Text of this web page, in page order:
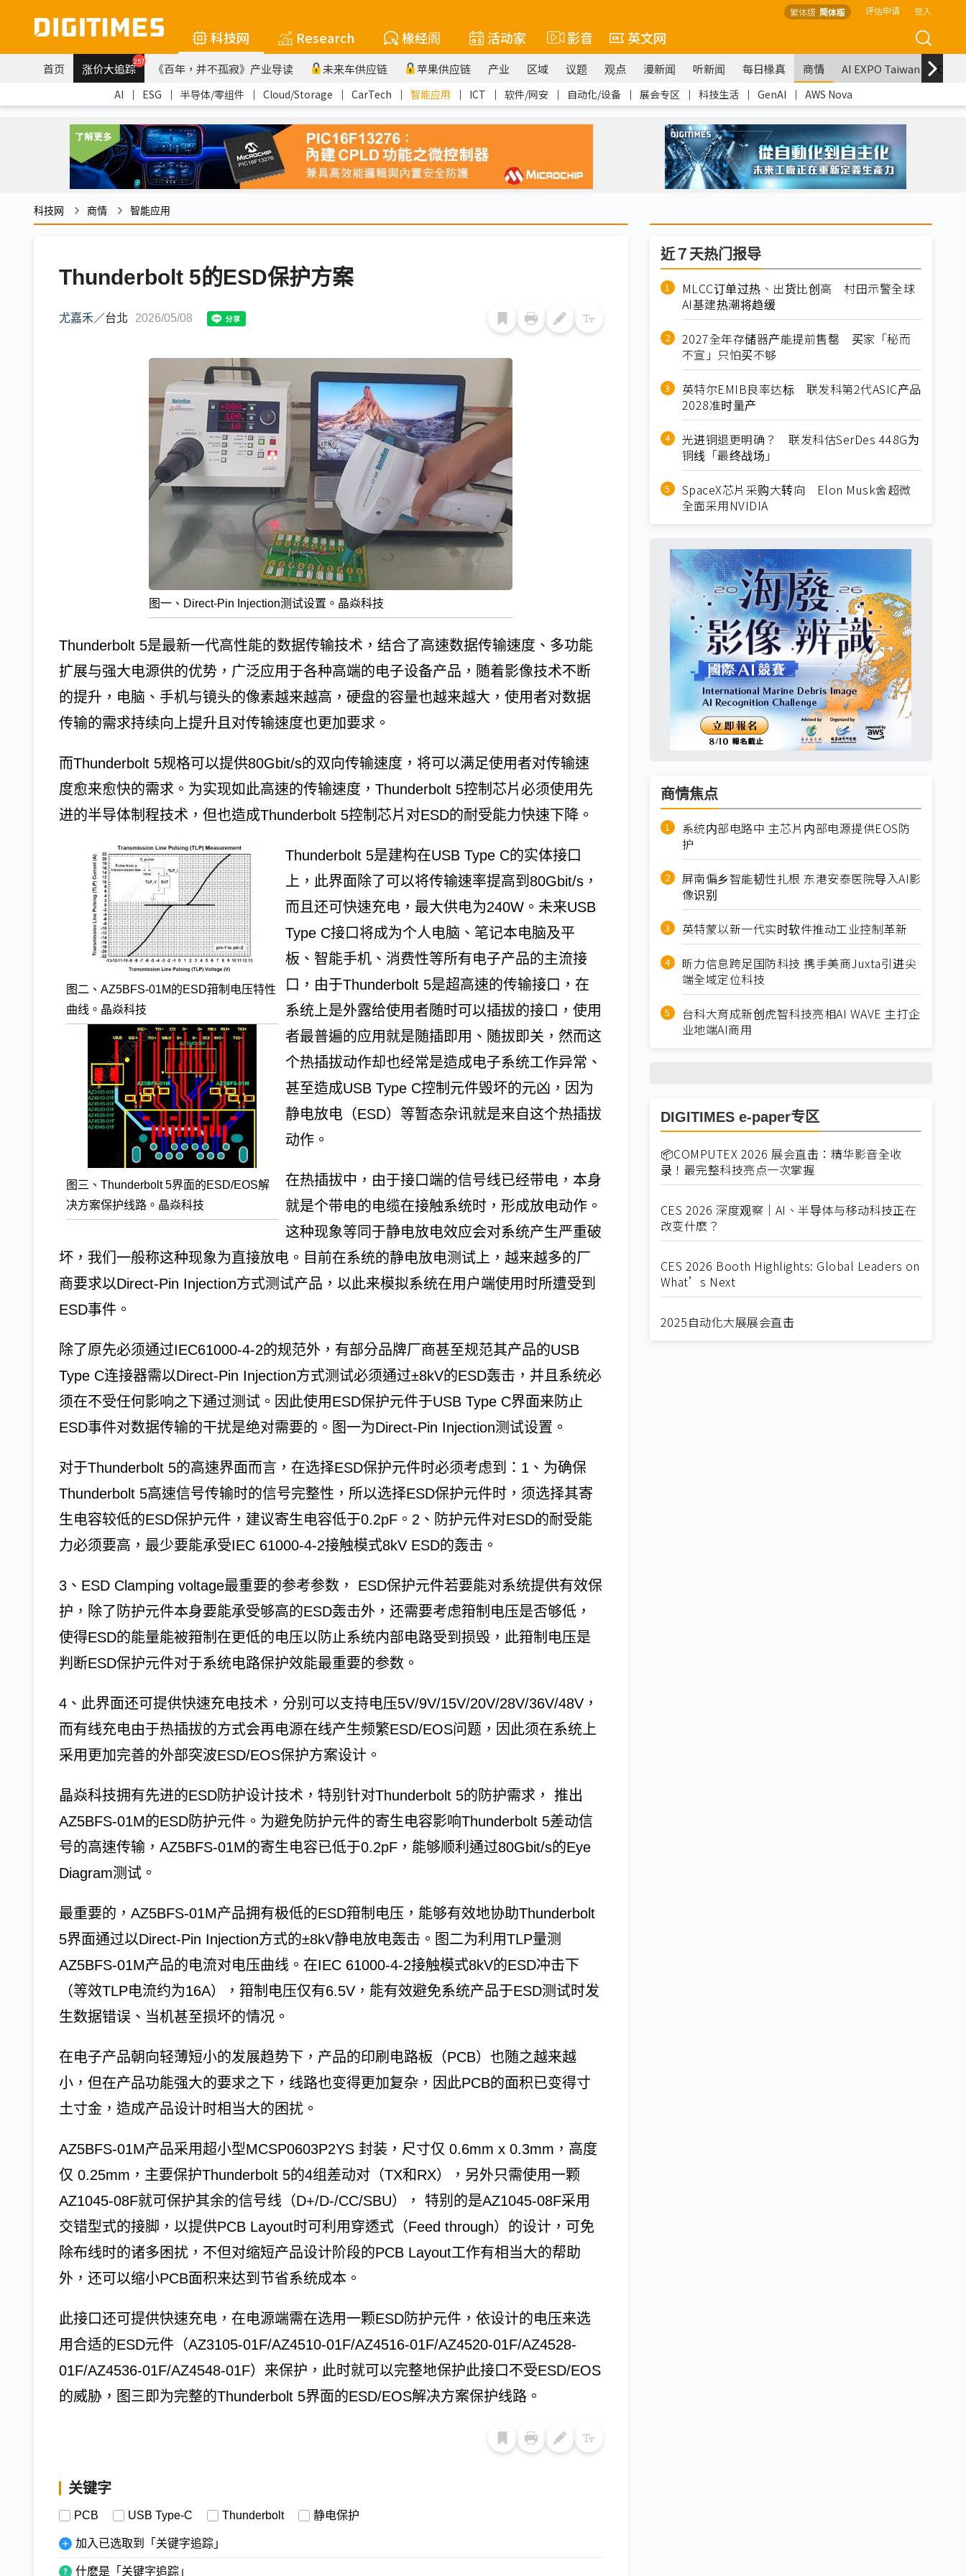
繁体版 简体版 评估申请 登入
科技网 Research 椽经阁 活动家 影音 英文网
首页 涨价大追踪257 《百年，并不孤寂》产业导读 未来车供应链 苹果供应链 产业 区域 议题 观点 漫新闻 听新闻 每日椽真 商情 AI EXPO Taiwan
AI ｜ ESG ｜ 半导体/零组件 ｜ Cloud/Storage ｜ CarTech ｜ 智能应用 ｜ ICT ｜ 软件/网安 ｜ 自动化/设备 ｜ 展会专区 ｜ 科技生活 ｜ GenAI ｜ AWS Nova
科技网 商情 智能应用
Thunderbolt 5的ESD保护方案
尤嘉禾 ／台北 2026/05/08
图一、Direct-Pin Injection测试设置。晶焱科技
Thunderbolt 5是最新一代高性能的数据传输技术，结合了高速数据传输速度、多功能
扩展与强大电源供的优势，广泛应用于各种高端的电子设备产品，随着影像技术不断
的提升，电脑、手机与镜头的像素越来越高，硬盘的容量也越来越大，使用者对数据
传输的需求持续向上提升且对传输速度也更加要求。
而Thunderbolt 5规格可以提供80Gbit/s的双向传输速度，将可以满足使用者对传输速
度愈来愈快的需求。为实现如此高速的传输速度，Thunderbolt 5控制芯片必须使用先
进的半导体制程技术，但也造成Thunderbolt 5控制芯片对ESD的耐受能力快速下降。
图二、AZ5BFS-01M的ESD箝制电压特性
曲线。晶焱科技
图三、Thunderbolt 5界面的ESD/EOS解
决方案保护线路。晶焱科技
Thunderbolt 5是建构在USB Type C的实体接口
上，此界面除了可以将传输速率提高到80Gbit/s，
而且还可快速充电，最大供电为240W。未来USB
Type C接口将成为个人电脑、笔记本电脑及平
板、智能手机、消费性等所有电子产品的主流接
口，由于Thunderbolt 5是超高速的传输接口，在
系统上是外露给使用者随时可以插拔的接口，使用
者最普遍的应用就是随插即用、随拔即关，然而这
个热插拔动作却也经常是造成电子系统工作异常、
甚至造成USB Type C控制元件毁坏的元凶，因为
静电放电（ESD）等暂态杂讯就是来自这个热插拔
动作。
在热插拔中，由于接口端的信号线已经带电，本身
就是个带电的电缆在接触系统时，形成放电动作。
这种现象等同于静电放电效应会对系统产生严重破
坏，我们一般称这种现象为直接放电。目前在系统的静电放电测试上，越来越多的厂
商要求以Direct-Pin Injection方式测试产品，以此来模拟系统在用户端使用时所遭受到
ESD事件。
除了原先必须通过IEC61000-4-2的规范外，有部分品牌厂商甚至规范其产品的USB
Type C连接器需以Direct-Pin Injection方式测试必须通过±8kV的ESD轰击，并且系统必
须在不受任何影响之下通过测试。因此使用ESD保护元件于USB Type C界面来防止
ESD事件对数据传输的干扰是绝对需要的。图一为Direct-Pin Injection测试设置。
对于Thunderbolt 5的高速界面而言，在选择ESD保护元件时必须考虑到：1、为确保
Thunderbolt 5高速信号传输时的信号完整性，所以选择ESD保护元件时，须选择其寄
生电容较低的ESD保护元件，建议寄生电容低于0.2pF。2、防护元件对ESD的耐受能
力必须要高，最少要能承受IEC 61000-4-2接触模式8kV ESD的轰击。
3、ESD Clamping voltage最重要的参考参数， ESD保护元件若要能对系统提供有效保
护，除了防护元件本身要能承受够高的ESD轰击外，还需要考虑箝制电压是否够低，
使得ESD的能量能被箝制在更低的电压以防止系统内部电路受到损毁，此箝制电压是
判断ESD保护元件对于系统电路保护效能最重要的参数。
4、此界面还可提供快速充电技术，分别可以支持电压5V/9V/15V/20V/28V/36V/48V，
而有线充电由于热插拔的方式会再电源在线产生频繁ESD/EOS问题，因此须在系统上
采用更加完善的外部突波ESD/EOS保护方案设计。
晶焱科技拥有先进的ESD防护设计技术，特别针对Thunderbolt 5的防护需求， 推出
AZ5BFS-01M的ESD防护元件。为避免防护元件的寄生电容影响Thunderbolt 5差动信
号的高速传输，AZ5BFS-01M的寄生电容已低于0.2pF，能够顺利通过80Gbit/s的Eye
Diagram测试。
最重要的，AZ5BFS-01M产品拥有极低的ESD箝制电压，能够有效地协助Thunderbolt
5界面通过以Direct-Pin Injection方式的±8kV静电放电轰击。图二为利用TLP量测
AZ5BFS-01M产品的电流对电压曲线。在IEC 61000-4-2接触模式8kV的ESD冲击下
（等效TLP电流约为16A），箝制电压仅有6.5V，能有效避免系统产品于ESD测试时发
生数据错误、当机甚至损坏的情况。
在电子产品朝向轻薄短小的发展趋势下，产品的印刷电路板（PCB）也随之越来越
小，但在产品功能强大的要求之下，线路也变得更加复杂，因此PCB的面积已变得寸
土寸金，造成产品设计时相当大的困扰。
AZ5BFS-01M产品采用超小型MCSP0603P2YS 封装，尺寸仅 0.6mm x 0.3mm，高度
仅 0.25mm，主要保护Thunderbolt 5的4组差动对（TX和RX），另外只需使用一颗
AZ1045-08F就可保护其余的信号线（D+/D-/CC/SBU）， 特别的是AZ1045-08F采用
交错型式的接脚，以提供PCB Layout时可利用穿透式（Feed through）的设计，可免
除布线时的诸多困扰，不但对缩短产品设计阶段的PCB Layout工作有相当大的帮助
外，还可以缩小PCB面积来达到节省系统成本。
此接口还可提供快速充电，在电源端需在选用一颗ESD防护元件，依设计的电压来选
用合适的ESD元件（AZ3105-01F/AZ4510-01F/AZ4516-01F/AZ4520-01F/AZ4528-
01F/AZ4536-01F/AZ4548-01F）来保护，此时就可以完整地保护此接口不受ESD/EOS
的威胁，图三即为完整的Thunderbolt 5界面的ESD/EOS解决方案保护线路。
关键字
PCB USB Type-C Thunderbolt 静电保护
加入已选取到「关键字追踪」
什麽是「关键字追踪」
近７天热门报导
MLCC订单过热、出货比创高 村田示警全球
AI基建热潮将趋缓
2027全年存储器产能提前售罄 买家「秘而
不宣」只怕买不够
英特尔EMIB良率达标 联发科第2代ASIC产品
2028准时量产
光进铜退更明确？ 联发科估SerDes 448G为
铜线「最终战场」
SpaceX芯片采购大转向 Elon Musk舍超微
全面采用NVIDIA
商情焦点
系统内部电路中 主芯片内部电源提供EOS防
护
屏南偏乡智能韧性扎根 东港安泰医院导入AI影
像识别
英特蒙以新一代实时软件推动工业控制革新
昕力信息跨足国防科技 携手美商Juxta引进尖
端全域定位科技
台科大育成新创虎智科技亮相AI WAVE 主打企
业地端AI商用
DIGITIMES e-paper专区
📦COMPUTEX 2026 展会直击：精华影音全收
录！最完整科技亮点一次掌握
CES 2026 深度观察｜AI、半导体与移动科技正在
改变什麽？
CES 2026 Booth Highlights: Global Leaders on
What’s Next
2025自动化大展展会直击